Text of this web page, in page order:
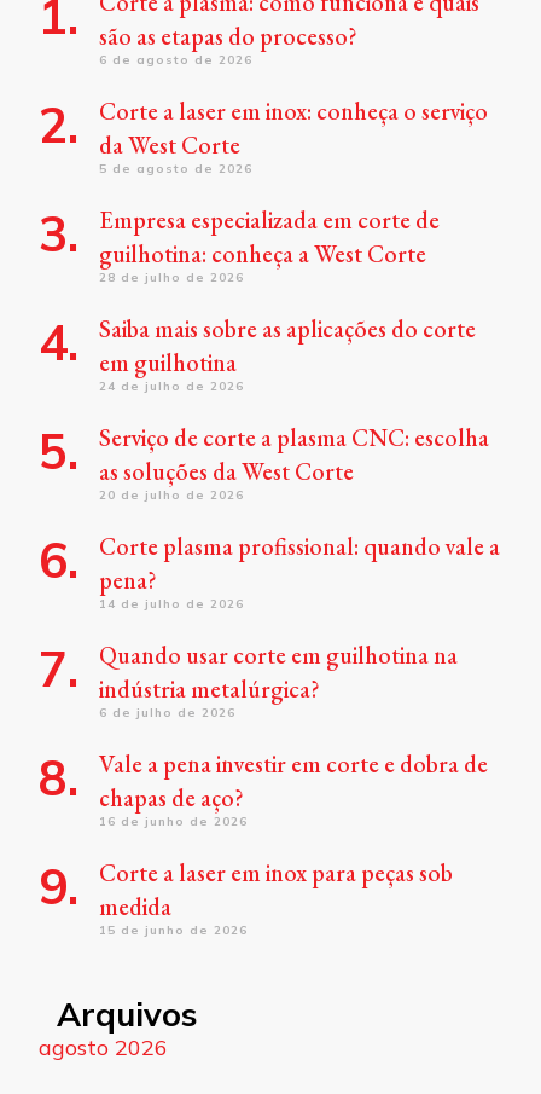
são as etapas do processo?
6 de agosto de 2026
Corte a laser em inox: conheça o serviço
da West Corte
5 de agosto de 2026
Empresa especializada em corte de
guilhotina: conheça a West Corte
28 de julho de 2026
Saiba mais sobre as aplicações do corte
em guilhotina
24 de julho de 2026
Serviço de corte a plasma CNC: escolha
as soluções da West Corte
20 de julho de 2026
Corte plasma profissional: quando vale a
pena?
14 de julho de 2026
Quando usar corte em guilhotina na
indústria metalúrgica?
6 de julho de 2026
Vale a pena investir em corte e dobra de
chapas de aço?
16 de junho de 2026
Corte a laser em inox para peças sob
medida
15 de junho de 2026
Arquivos
agosto 2026